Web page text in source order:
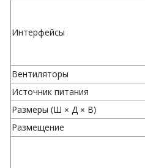
Интерфейсы
Вентиляторы
Источник питания
Размеры (Ш × Д × В)
Размещение